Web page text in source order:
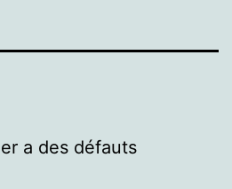
a des défauts